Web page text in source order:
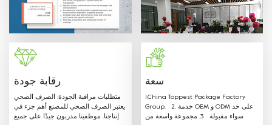
مرحبًا بـ OEM: Label & Sticker &
Hangtag مع شعارك. توريد تصاميم
الاقتباس والعفن في الوقت المناسب. لدينا
فريق مبيعات محترف لتقديم أفضل خدمة.
رقابة جودة
متطلبات مراقبة الجودة: الصرف الصحي
يعتبر الصرف الصحي للمصنع أهم جزء في
إنتاجنا. موظفينا مدربون جيدًا على جميع
سعة
1.China Toppest Package Factory
Group. 2. خدمة OEM و ODM على حد
سواء مقبولة 3. مجموعة واسعة من